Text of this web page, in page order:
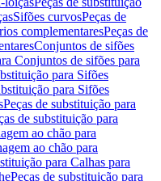
Sifões curvosPeças de
complementaresPeças de
Conjuntos de sifões
Conjuntos de sifões para
para Sifões
para Sifões
Peças de substituição para
de substituição para
ao chão para
ao chão para
para Calhas para
Peças de substituição para